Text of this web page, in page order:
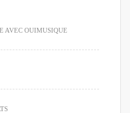
AVEC OUIMUSIQUE